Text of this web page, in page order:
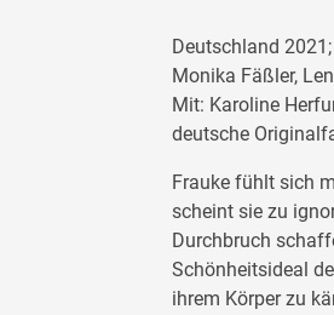
Deutschland
Monika Fäßler,
Mit: Karoline
deutsche
Frauke fühlt sich
scheint sie zu
Durchbruch
Schönheitsideal
ihrem Körper zu